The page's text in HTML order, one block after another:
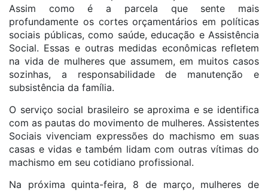
Assim como é a parcela que sente mais
profundamente os cortes orçamentários em políticas
sociais públicas, como saúde, educação e Assistência
Social. Essas e outras medidas econômicas refletem
na vida de mulheres que assumem, em muitos casos
sozinhas, a responsabilidade de manutenção e
subsistência da família.
O serviço social brasileiro se aproxima e se identifica
com as pautas do movimento de mulheres. Assistentes
Sociais vivenciam expressões do machismo em suas
casas e vidas e também lidam com outras vítimas do
machismo em seu cotidiano profissional.
Na próxima quinta-feira, 8 de março, mulheres de